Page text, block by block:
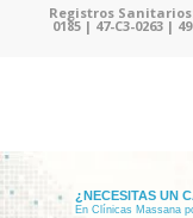
Registros Sanitarios:
0185 | 47-C3-0263 |
En Clínicas Massana
¿NECESITAS UN